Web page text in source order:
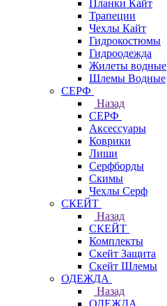
Планки Кайт
Трапеции
Чехлы Кайт
Гидрокостюмы
Гидроодежда
Жилеты водные
Шлемы Водные
СЕРФ
Назад
СЕРФ
Аксессуары
Коврики
Лиши
Серфборды
Скимы
Чехлы Cерф
СКЕЙТ
Назад
СКЕЙТ
Комплекты
Скейт Защита
Скейт Шлемы
ОДЕЖДА
Назад
ОДЕЖДА